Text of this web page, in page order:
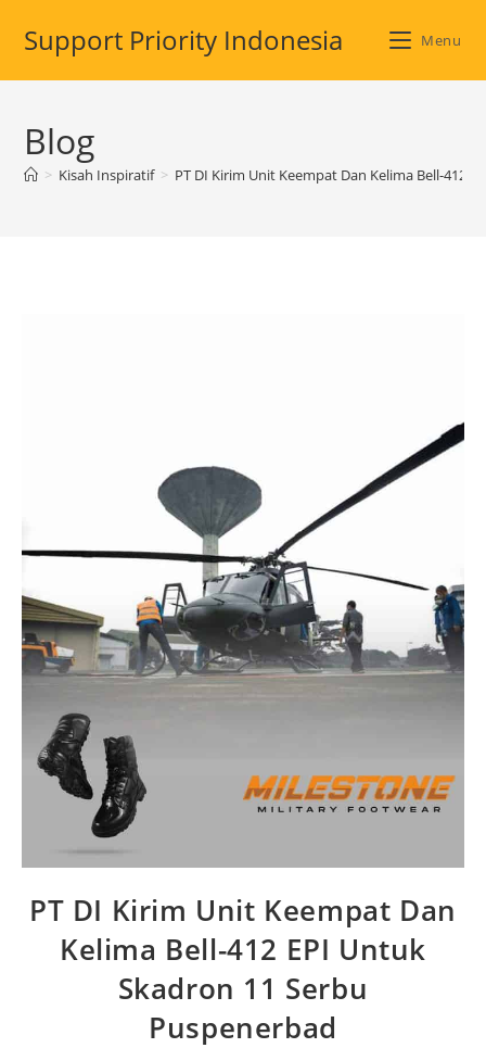
Support Priority Indonesia Menu
Blog
> Kisah Inspiratif > PT DI Kirim Unit Keempat Dan Kelima Bell-412
PT DI Kirim Unit Keempat Dan
Kelima Bell-412 EPI Untuk
Skadron 11 Serbu
Puspenerbad